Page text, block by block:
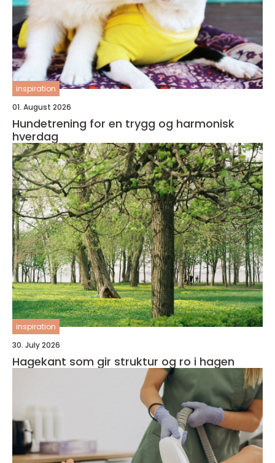
inspiration
01. August 2026
Hundetrening for en trygg og harmonisk
hverdag
inspiration
30. July 2026
Hagekant som gir struktur og ro i hagen